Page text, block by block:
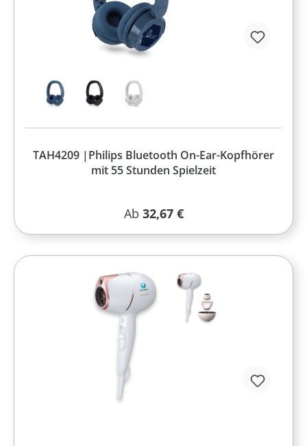
TAH4209 |Philips Bluetooth On-Ear-Kopfhörer
mit 55 Stunden Spielzeit
Regulärer Preis:
Ab 32,67 €